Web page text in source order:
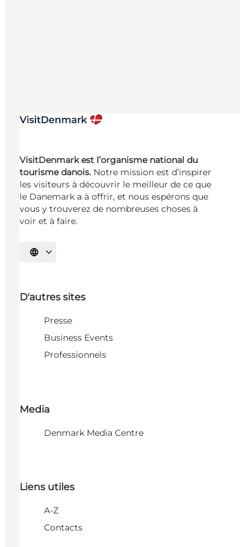
VisitDenmark est l’organisme national du
tourisme danois. Notre mission est d’inspirer
les visiteurs à découvrir le meilleur de ce que
le Danemark a à offrir, et nous espérons que
vous y trouverez de nombreuses choses à
voir et à faire.
Choisissez la langue
D'autres sites
Presse
Business Events
Professionnels
Media
Denmark Media Centre
Liens utiles
A-Z
Contacts